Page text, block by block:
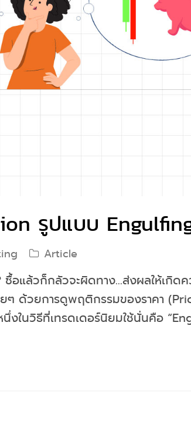
รูปแบบ
Article
อแล้วก็กลัวจะผิดทาง...ส่งผลให้เกิด
ๆ ด้วยการดูพฤติกรรมของราคา
ในวิธีที่เทรดเดอร์นิยมใช้นั่นคือ